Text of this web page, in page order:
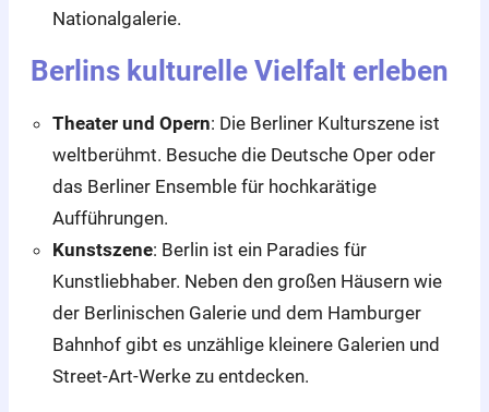
Nationalgalerie.
Berlins kulturelle Vielfalt erleben
Theater und Opern: Die Berliner Kulturszene ist
weltberühmt. Besuche die Deutsche Oper oder
das Berliner Ensemble für hochkarätige
Aufführungen.
Kunstszene: Berlin ist ein Paradies für
Kunstliebhaber. Neben den großen Häusern wie
der Berlinischen Galerie und dem Hamburger
Bahnhof gibt es unzählige kleinere Galerien und
Street-Art-Werke zu entdecken.